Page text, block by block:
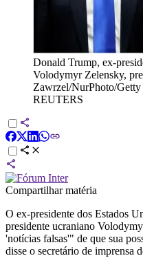
Donald Trump, ex-
Volodymyr Zelensky,
Zawrzel/NurPhoto/
REUTERS
Compartilhar matéria
O ex-presidente dos Estados
presidente ucraniano
'notícias falsas'" de que sua
disse o secretário de imprensa